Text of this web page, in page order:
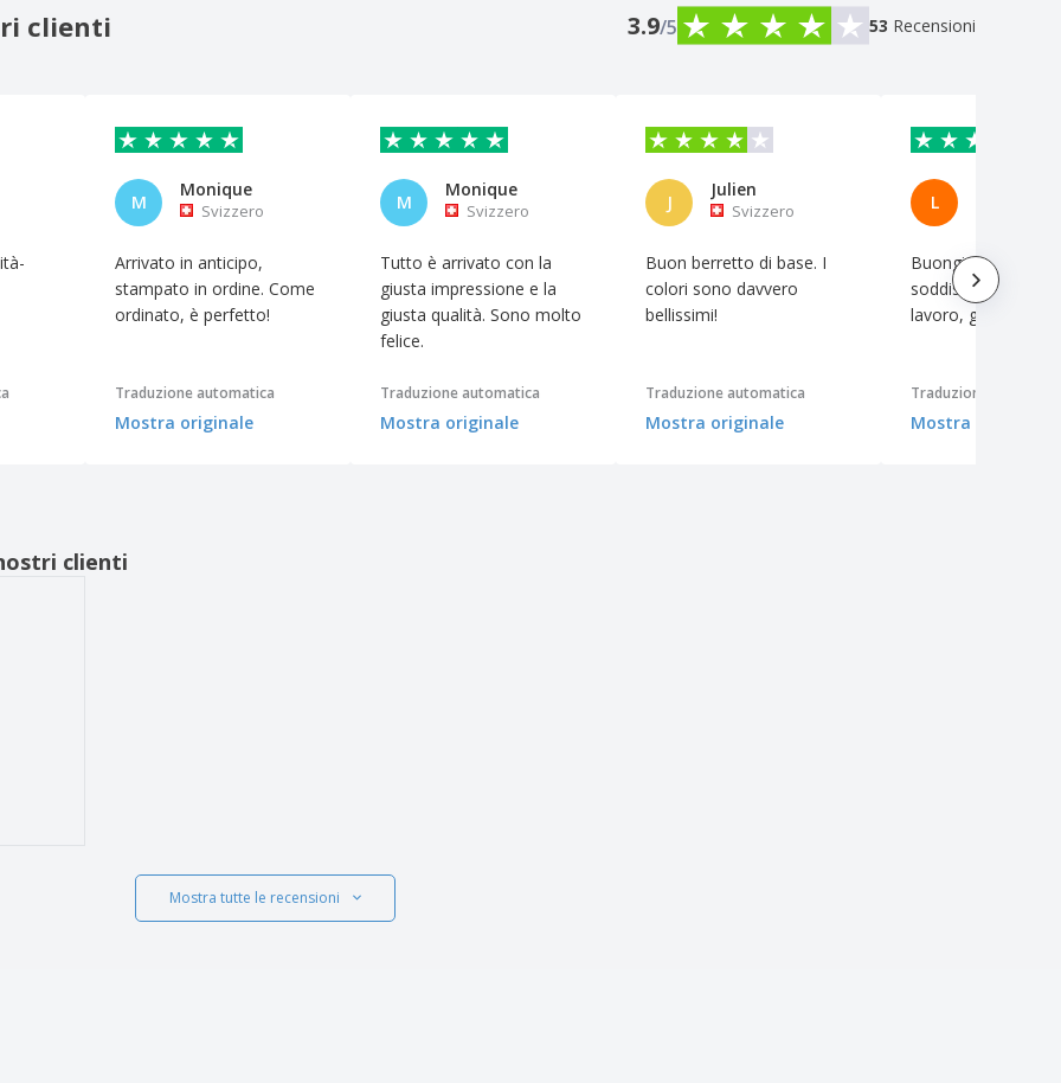
clienti 3.9/5 53 Recensioni
M
Monique
Svizzero
Arrivato in anticipo,
stampato in ordine. Come
ordinato, è perfetto!
Traduzione automatica
Mostra originale
M
Monique
Svizzero
Tutto è arrivato con la
giusta impressione e la
giusta qualità. Sono molto
felice.
Traduzione automatica
Mostra originale
J
Julien
Svizzero
Buon berretto di base. I
colori sono davvero
bellissimi!
Traduzione automatica
Mostra originale
L
Buongiorno, sono
soddisfatto del
lavoro, grazie mille.
Traduzione
Mostra originale
clienti
Mostra tutte le recensioni